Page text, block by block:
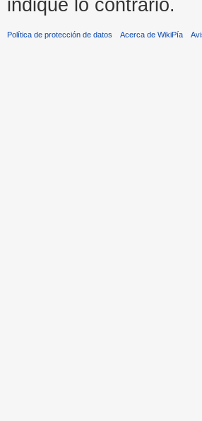
indique lo contrario.
Política de protección de datos Acerca de WikiPía